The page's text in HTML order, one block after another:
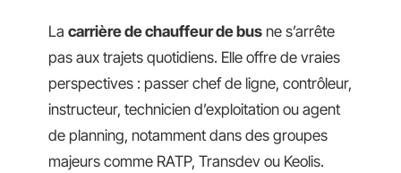
La carrière de chauffeur de bus ne s’arrête
pas aux trajets quotidiens. Elle offre de vraies
perspectives : passer chef de ligne, contrôleur,
instructeur, technicien d’exploitation ou agent
de planning, notamment dans des groupes
majeurs comme RATP, Transdev ou Keolis.